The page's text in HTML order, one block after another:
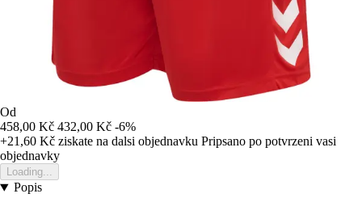
Od
458,00 Kč 432,00 Kč -6%
+21,60 Kč ziskate na dalsi objednavku Pripsano po potvrzeni vasi
objednavky
Loading...
Popis